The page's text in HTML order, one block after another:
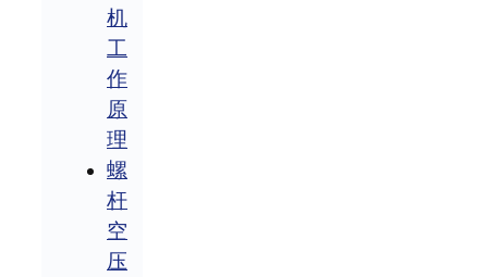
机
工
作
原
理
螺
杆
空
压